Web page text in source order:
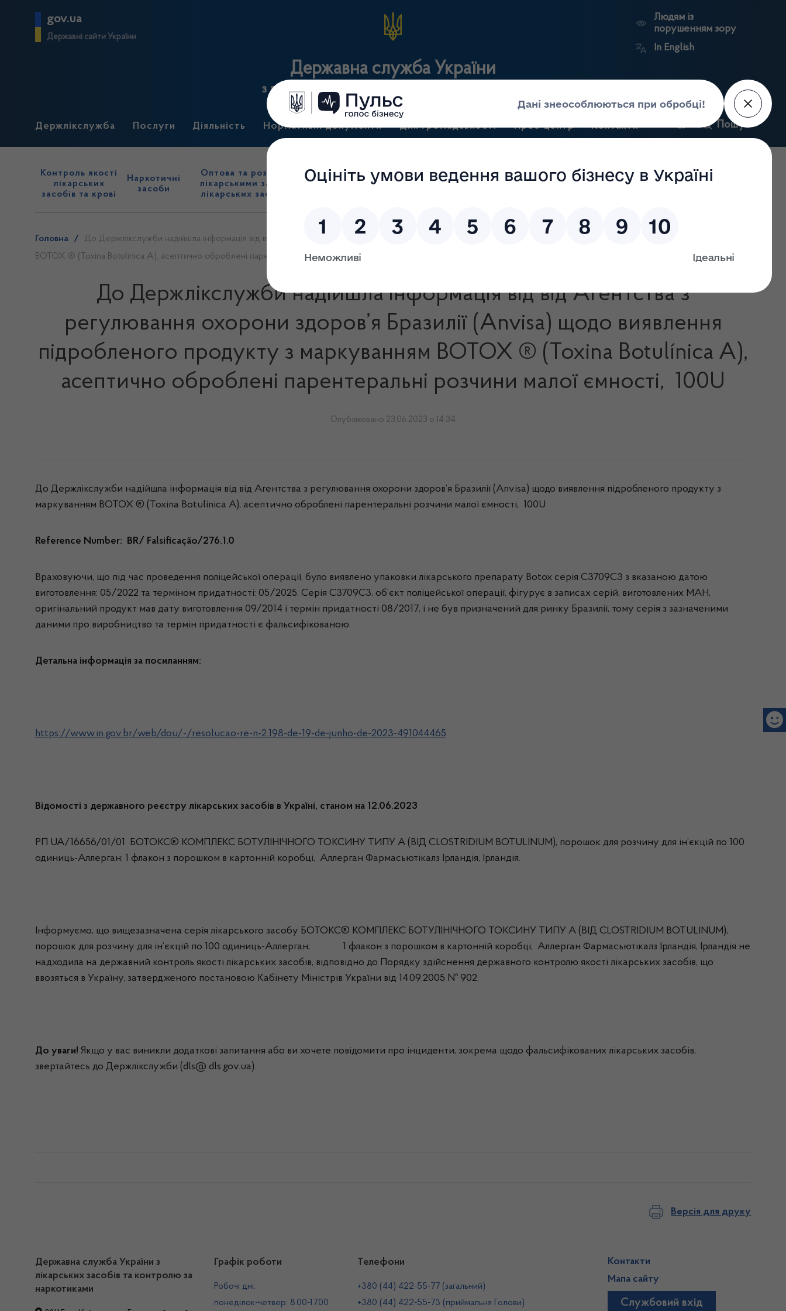
gov.ua
Державні сайти України
Державна служба України
з лікарських засобів та контролю за наркотиками
Людям із
порушенням зору
In English
Держлікслужба Послуги Діяльність Нормативні документи Для громадськості Прес-центр Контакти Пошук
Контроль якості
лікарських
засобів та крові
Наркотичні
засоби
Оптова та роздрібна торгівля
лікарськими засобами, імпорт
лікарських засобів (крім АФІ)
Державний
нагляд
виробництва лікарських
Ринковий
Державні
Антикорупційний
портал
Головна /
До Держлікслужби надійшла інформація від від Агентства з регулювання охорони здоров’я Бразилії (Anvisa) щодо виявлення підробленого продукту з маркуванням
BOTOX ® (Toxina Botulínica A), асептично оброблені парентеральні розчини малої ємності, 100U
До Держлікслужби надійшла інформація від від Агентства з
регулювання охорони здоров’я Бразилії (Anvisa) щодо виявлення
підробленого продукту з маркуванням BOTOX ® (Toxina Botulínica A),
асептично оброблені парентеральні розчини малої ємності, 100U
Опубліковано 23.06.2023 о 14:34
До Держлікслужби надійшла інформація від від Агентства з регулювання охорони здоров’я Бразилії (Anvisa) щодо виявлення підробленого продукту з
маркуванням BOTOX ® (Toxina Botulínica A), асептично оброблені парентеральні розчини малої ємності, 100U
Reference Number: BR/ Falsificação/276.1.0
Враховуючи, що під час проведення поліцейської операції, було виявлено упаковки лікарського препарату Botox серія С3709С3 з вказаною датою
виготовлення: 05/2022 та терміном придатності: 05/2025. Серія C3709C3, об’єкт поліцейської операції, фігурує в записах серій, виготовлених MAH,
оригінальний продукт мав дату виготовлення 09/2014 і термін придатності 08/2017, і не був призначений для ринку Бразилії, тому серія з зазначеними
даними про виробництво та термін придатності є фальсифікованою.
Детальна інформація за посиланням:
https://www.in.gov.br/web/dou/-/resolucao-re-n-2.198-de-19-de-junho-de-2023-491044465
Відомості з державного реєстру лікарських засобів в Україні, станом на 12.06.2023
РП UA/16656/01/01 БОТОКС® КОМПЛЕКС БОТУЛІНІЧНОГО ТОКСИНУ ТИПУ А (ВІД CLOSTRIDIUM BOTULINUM), порошок для розчину для ін’єкцій по 100
одиниць-Аллерган; 1 флакон з порошком в картонній коробці, Аллерган Фармасьютікалз Ірландія, Ірландія.
Інформуємо, що вищезазначена серія лікарського засобу БОТОКС® КОМПЛЕКС БОТУЛІНІЧНОГО ТОКСИНУ ТИПУ А (ВІД CLOSTRIDIUM BOTULINUM),
порошок для розчину для ін’єкцій по 100 одиниць-Аллерган; 1 флакон з порошком в картонній коробці, Аллерган Фармасьютікалз Ірландія, Ірландія не
надходила на державний контроль якості лікарських засобів, відповідно до Порядку здійснення державного контролю якості лікарських засобів, що
ввозяться в Україну, затвердженого постановою Кабінету Міністрів України від 14.09.2005 № 902.
До уваги! Якщо у вас виникли додаткові запитання або ви хочете повідомити про інциденти, зокрема щодо фальсифікованих лікарських засобів,
звертайтесь до Держлікслужби (dls@ dls.gov.ua).
Версія для друку
Державна служба України з
лікарських засобів та контролю за
наркотиками
Графік роботи
Робочі дні:
понеділок-четвер: 8.00-17.00
Телефони
+380 (44) 422-55-77 (загальний)
+380 (44) 422-55-73 (приймальня Голови)
Контакти
Мапа сайту
Службовий вхід